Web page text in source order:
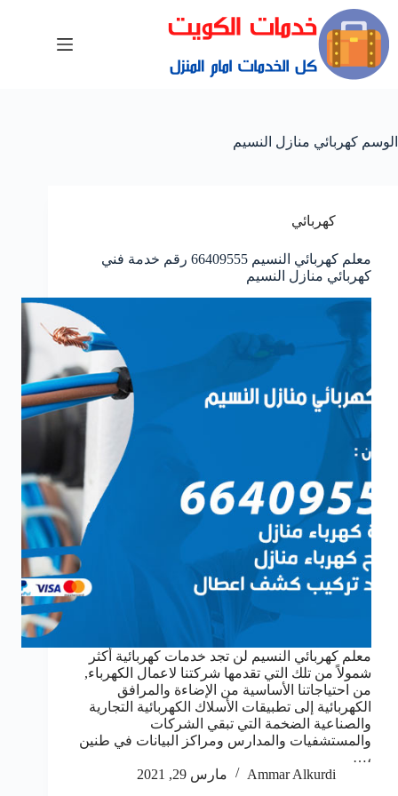
الوسم كهربائي منازل النسيم
كهربائي
معلم كهربائي النسيم 66409555 رقم خدمة فني
كهربائي منازل النسيم
معلم كهربائي النسيم لن تجد خدمات كهربائية أكثر
شمولاً من تلك التي تقدمها شركتنا لاعمال الكهرباء,
من احتياجاتنا الأساسية من الإضاءة والمرافق
الكهربائية إلى تطبيقات الأسلاك الكهربائية التجارية
والصناعية الضخمة التي تبقي الشركات
والمستشفيات والمدارس ومراكز البيانات في طنين
،…
Ammar Alkurdi
مارس 29, 2021